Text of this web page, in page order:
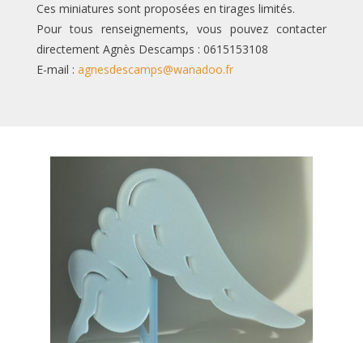
Ces miniatures sont proposées en tirages limités.
Pour tous renseignements, vous pouvez contacter
directement Agnès Descamps : 0615153108
E-mail : agnesdescamps@wanadoo.fr